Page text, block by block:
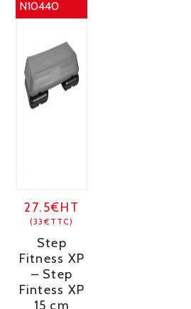
N10440
27.5€HT
(33€TTC)
Step
Fitness XP
– Step
Fintess XP
15 cm